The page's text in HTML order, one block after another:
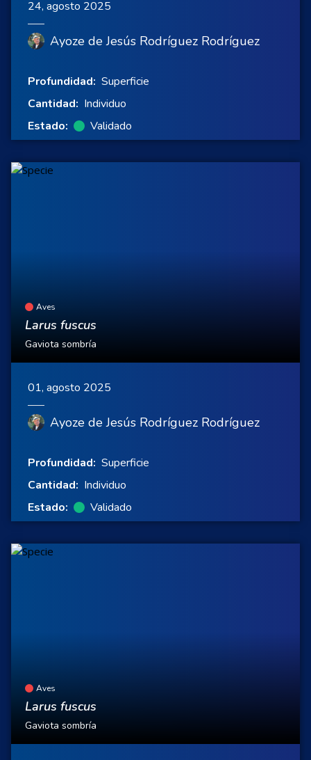
24, agosto 2025
Ayoze de Jesús Rodríguez Rodríguez
Profundidad: Superficie
Cantidad: Individuo
Estado:
Validado
Aves
Larus fuscus
Gaviota sombría
01, agosto 2025
Ayoze de Jesús Rodríguez Rodríguez
Profundidad: Superficie
Cantidad: Individuo
Estado:
Validado
Aves
Larus fuscus
Gaviota sombría